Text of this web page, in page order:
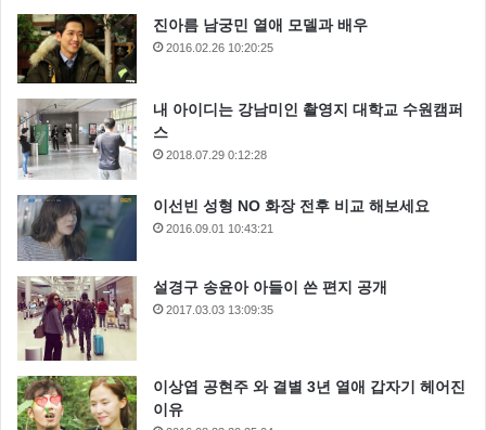
진아름 남궁민 열애 모델과 배우
2016.02.26 10:20:25
내 아이디는 강남미인 촬영지 대학교 수원캠퍼
스
2018.07.29 0:12:28
이선빈 성형 NO 화장 전후 비교 해보세요
2016.09.01 10:43:21
설경구 송윤아 아들이 쓴 편지 공개
2017.03.03 13:09:35
이상엽 공현주 와 결별 3년 열애 갑자기 헤어진
이유